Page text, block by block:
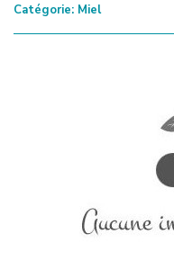
Catégorie: Miel